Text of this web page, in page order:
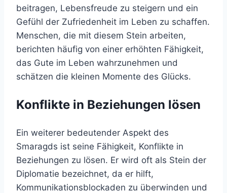
beitragen, Lebensfreude zu steigern und ein
Gefühl der Zufriedenheit im Leben zu schaffen.
Menschen, die mit diesem Stein arbeiten,
berichten häufig von einer erhöhten Fähigkeit,
das Gute im Leben wahrzunehmen und
schätzen die kleinen Momente des Glücks.
Konflikte in Beziehungen lösen
Ein weiterer bedeutender Aspekt des
Smaragds ist seine Fähigkeit, Konflikte in
Beziehungen zu lösen. Er wird oft als Stein der
Diplomatie bezeichnet, da er hilft,
Kommunikationsblockaden zu überwinden und